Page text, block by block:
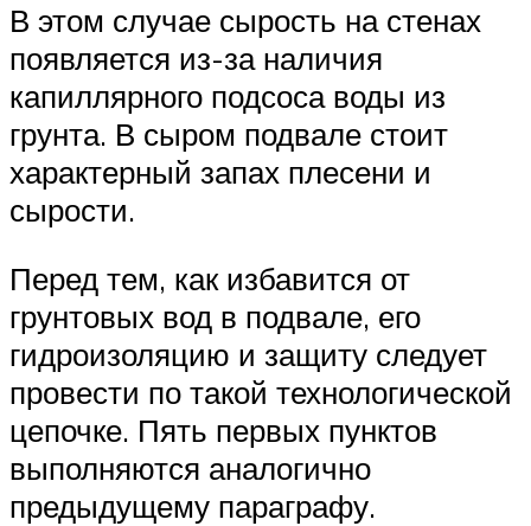
В этом случае сырость на стенах
появляется из-за наличия
капиллярного подсоса воды из
грунта. В сыром подвале стоит
характерный запах плесени и
сырости.
Перед тем, как избавится от
грунтовых вод в подвале, его
гидроизоляцию и защиту следует
провести по такой технологической
цепочке. Пять первых пунктов
выполняются аналогично
предыдущему параграфу.